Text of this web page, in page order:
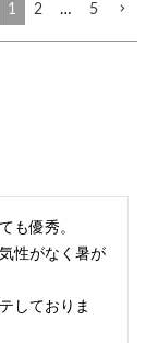
1 2 … 5
も優秀。
性がなく暑が
しておりま